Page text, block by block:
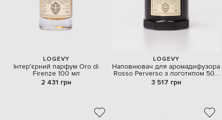
LOGEVY
Інтер'єрний парфум Oro di
Firenze 100 мл
2 431 грн
LOGEVY
Наповнювач для аромадифузора
Rosso Perverso з логотипом 500
мл
3 517 грн